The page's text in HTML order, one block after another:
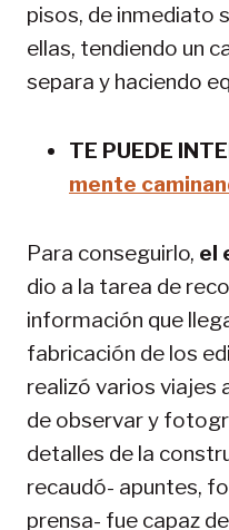
pisos, de inmediato
ellas, tendiendo un
separa y haciendo
TE PUEDE
mente
Para conseguirlo, el
dio a la tarea de
información que
fabricación de los
realizó varios viajes
de observar y
detalles de la
recaudó- apuntes,
prensa- fue capaz